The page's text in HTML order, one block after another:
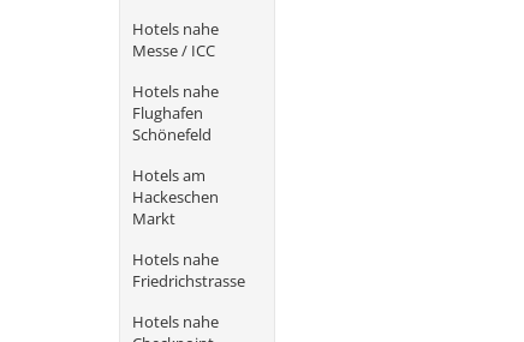
Hotels nahe
Messe / ICC
Hotels nahe
Flughafen
Schönefeld
Hotels am
Hackeschen
Markt
Hotels nahe
Friedrichstrasse
Hotels nahe